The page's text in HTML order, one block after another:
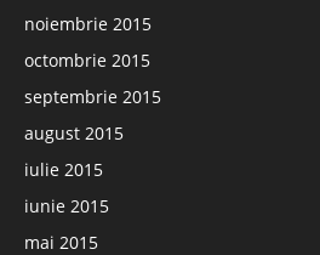
noiembrie 2015
octombrie 2015
septembrie 2015
august 2015
iulie 2015
iunie 2015
mai 2015